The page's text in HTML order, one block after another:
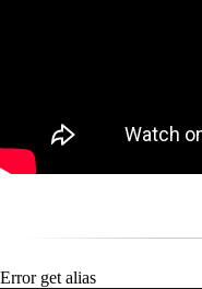
Error get alias